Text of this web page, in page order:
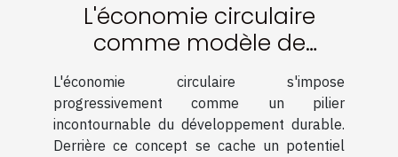
L'économie circulaire
comme modèle de
développement durable
opportunités pour les
entreprises
L'économie circulaire s'impose
progressivement comme un pilier
incontournable du développement durable.
Derrière ce concept se cache un potentiel